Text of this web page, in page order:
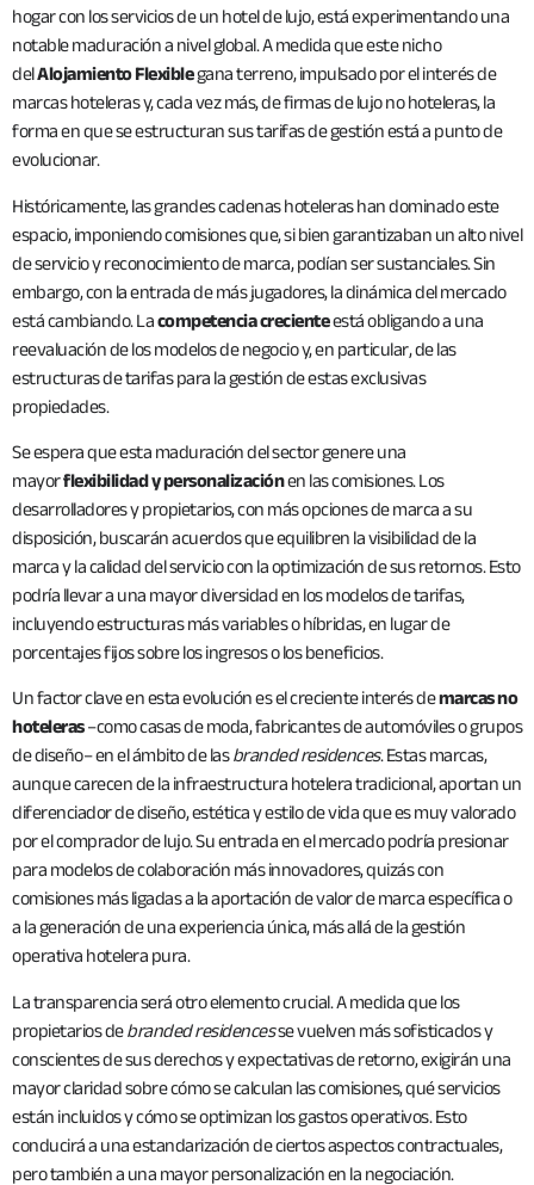
hogar con los servicios de un hotel de lujo, está experimentando una
notable maduración a nivel global. A medida que este nicho
delAlojamiento Flexiblegana terreno, impulsado por el interés de
marcas hoteleras y, cada vez más, de firmas de lujo no hoteleras, la
forma en que se estructuran sus tarifas de gestión está a punto de
evolucionar.
Históricamente, las grandes cadenas hoteleras han dominado este
espacio, imponiendo comisiones que, si bien garantizaban un alto nivel
de servicio y reconocimiento de marca, podían ser sustanciales. Sin
embargo, con la entrada de más jugadores, la dinámica del mercado
está cambiando. Lacompetencia crecienteestá obligando a una
reevaluación de los modelos de negocio y, en particular, de las
estructuras de tarifas para la gestión de estas exclusivas
propiedades.
Se espera que esta maduración del sector genere una
mayorflexibilidad y personalizaciónen las comisiones. Los
desarrolladores y propietarios, con más opciones de marca a su
disposición, buscarán acuerdos que equilibren la visibilidad de la
marca y la calidad del servicio con la optimización de sus retornos. Esto
podría llevar a una mayor diversidad en los modelos de tarifas,
incluyendo estructuras más variables o híbridas, en lugar de
porcentajes fijos sobre los ingresos o los beneficios.
Un factor clave en esta evolución es el creciente interés demarcas no
hoteleras–como casas de moda, fabricantes de automóviles o grupos
de diseño– en el ámbito de lasbranded residences. Estas marcas,
aunque carecen de la infraestructura hotelera tradicional, aportan un
diferenciador de diseño, estética y estilo de vida que es muy valorado
por el comprador de lujo. Su entrada en el mercado podría presionar
para modelos de colaboración más innovadores, quizás con
comisiones más ligadas a la aportación de valor de marca específica o
a la generación de una experiencia única, más allá de la gestión
operativa hotelera pura.
La transparencia será otro elemento crucial. A medida que los
propietarios debranded residencesse vuelven más sofisticados y
conscientes de sus derechos y expectativas de retorno, exigirán una
mayor claridad sobre cómo se calculan las comisiones, qué servicios
están incluidos y cómo se optimizan los gastos operativos. Esto
conducirá a una estandarización de ciertos aspectos contractuales,
pero también a una mayor personalización en la negociación.